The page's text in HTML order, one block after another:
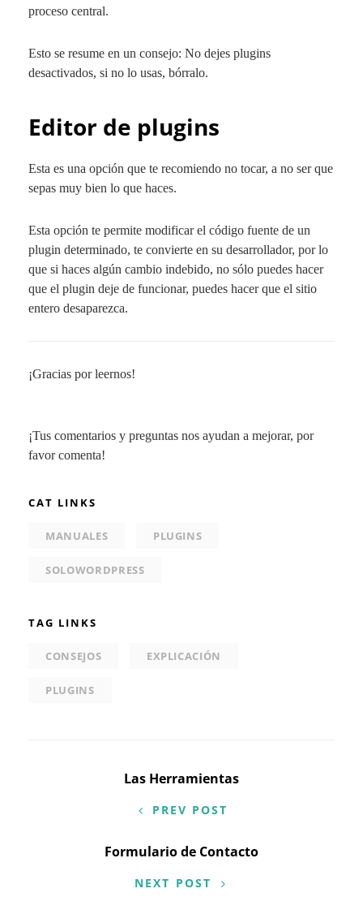
proceso central.
Esto se resume en un consejo: No dejes plugins
desactivados, si no lo usas, bórralo.
Editor de plugins
Esta es una opción que te recomiendo no tocar, a no ser que
sepas muy bien lo que haces.
Esta opción te permite modificar el código fuente de un
plugin determinado, te convierte en su desarrollador, por lo
que si haces algún cambio indebido, no sólo puedes hacer
que el plugin deje de funcionar, puedes hacer que el sitio
entero desaparezca.
¡Gracias por leernos!
¡Tus comentarios y preguntas nos ayudan a mejorar, por
favor comenta!
CAT LINKS
MANUALES PLUGINS
SOLOWORDPRESS
TAG LINKS
CONSEJOS EXPLICACIÓN
PLUGINS
Navegación
entradas
Las Herramientas
PREV POST
Formulario de Contacto
NEXT POST